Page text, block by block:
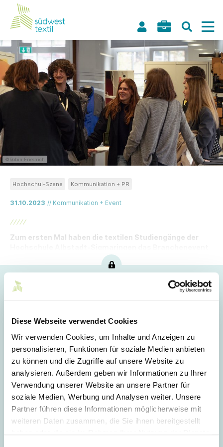
Diese Webseite verwendet Cookies
Wir verwenden Cookies, um Inhalte und Anzeigen zu
personalisieren, Funktionen für soziale Medien anbieten
zu können und die Zugriffe auf unsere Website zu
analysieren. Außerdem geben wir Informationen zu Ihrer
Verwendung unserer Website an unsere Partner für
soziale Medien, Werbung und Analysen weiter. Unsere
Partner führen diese Informationen möglicherweise mit
weiteren Daten zusammen, die Sie ihnen bereitgestellt
©Robin Friedrich
31.10.2023 // Kommunikation + Event
Hochschul-Szene Kommunikation + PR
Zum ersten Mal haben die textilen Studiengänge der
„Albstadt ID“ veranstaltet.
Login
Passwort